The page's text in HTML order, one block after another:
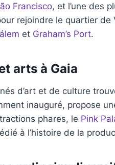
Francisco, et l’une des
rejoindre le quartier
et Graham’s Port.
arts à Gaia
d’art et de culture
inauguré, propose
phares, le Pink
à l’histoire de la